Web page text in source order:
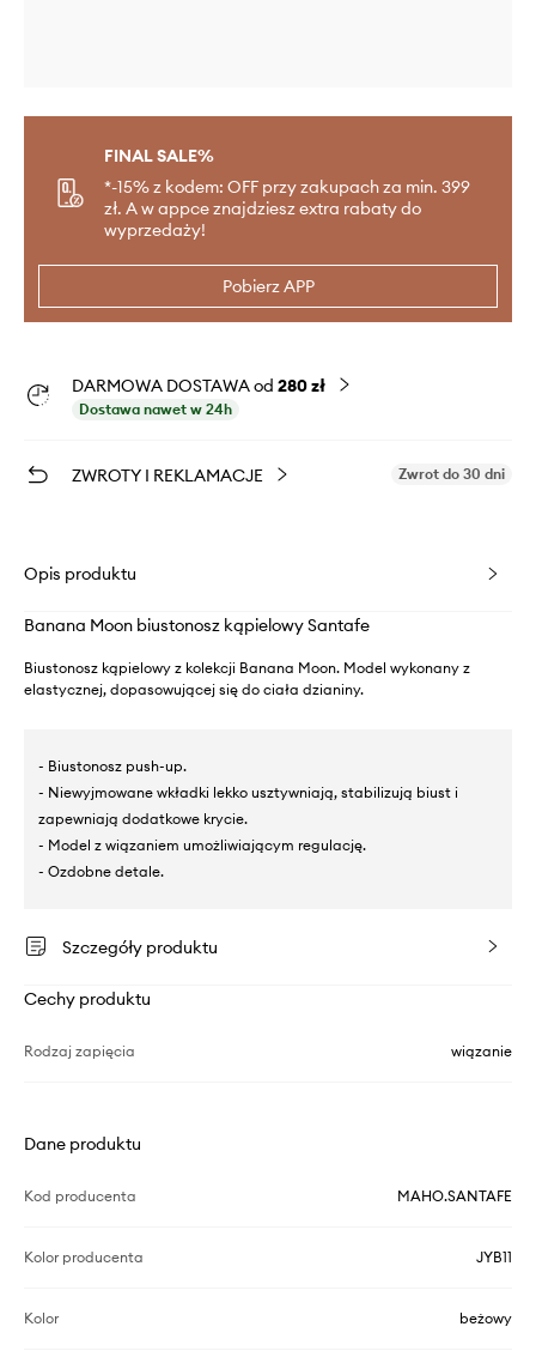
FINAL SALE%
*-15% z kodem: OFF przy zakupach za min. 399
zł. A w appce znajdziesz extra rabaty do
wyprzedaży!
Pobierz APP
DARMOWA DOSTAWA od 280 zł
Dostawa nawet w 24h
ZWROTY I REKLAMACJE Zwrot do 30 dni
Opis produktu
Banana Moon biustonosz kąpielowy Santafe
Biustonosz kąpielowy z kolekcji Banana Moon. Model wykonany z
elastycznej, dopasowującej się do ciała dzianiny.
- Biustonosz push-up.
- Niewyjmowane wkładki lekko usztywniają, stabilizują biust i
zapewniają dodatkowe krycie.
- Model z wiązaniem umożliwiającym regulację.
- Ozdobne detale.
Szczegóły produktu
Cechy produktu
Rodzaj zapięcia wiązanie
Dane produktu
Kod producenta MAHO.SANTAFE
Kolor producenta JYB11
Kolor beżowy